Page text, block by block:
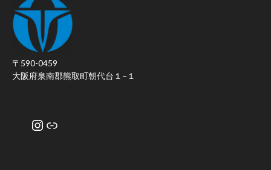
〒590-0459
大阪府泉南郡熊取町朝代台１−１
Instagram
リンク